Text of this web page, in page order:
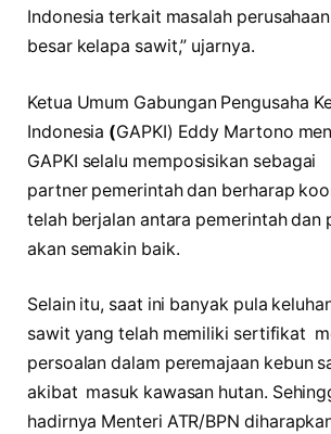
Indonesia terkait masalah
besar kelapa sawit,” ujarnya.
Ketua Umum Gabungan Pengusaha
Indonesia (GAPKI) Eddy Martono
GAPKI selalu memposisikan sebagai
partner pemerintah dan berharap
telah berjalan antara pemerintah dan
akan semakin baik.
Selain itu, saat ini banyak pula
sawit yang telah memiliki sertifikat
persoalan dalam peremajaan kebun
akibat masuk kawasan hutan.
hadirnya Menteri ATR/BPN